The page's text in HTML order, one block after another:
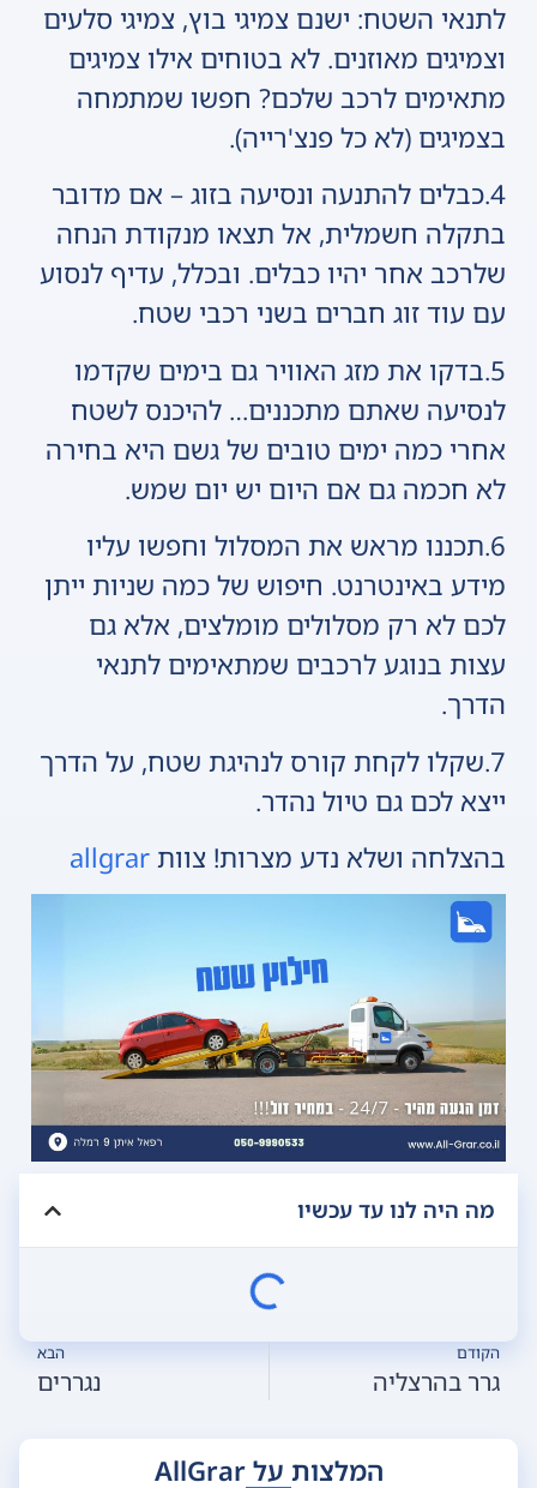
לתנאי השטח: ישנם צמיגי בוץ, צמיגי סלעים
וצמיגים מאוזנים. לא בטוחים אילו צמיגים
מתאימים לרכב שלכם? חפשו שמתמחה
בצמיגים (לא כל פנצ'רייה).
4.כבלים להתנעה ונסיעה בזוג – אם מדובר
בתקלה חשמלית, אל תצאו מנקודת הנחה
שלרכב אחר יהיו כבלים. ובכלל, עדיף לנסוע
עם עוד זוג חברים בשני רכבי שטח.
5.בדקו את מזג האוויר גם בימים שקדמו
לנסיעה שאתם מתכננים… להיכנס לשטח
אחרי כמה ימים טובים של גשם היא בחירה
לא חכמה גם אם היום יש יום שמש.
6.תכננו מראש את המסלול וחפשו עליו
מידע באינטרנט. חיפוש של כמה שניות ייתן
לכם לא רק מסלולים מומלצים, אלא גם
עצות בנוגע לרכבים שמתאימים לתנאי
הדרך.
7.שקלו לקחת קורס לנהיגת שטח, על הדרך
ייצא לכם גם טיול נהדר.
בהצלחה ושלא נדע מצרות! צוות allgrar
מה היה לנו עד עכשיו
הקודם
גרר בהרצליה
הבא
נגררים
המלצות על AllGrar